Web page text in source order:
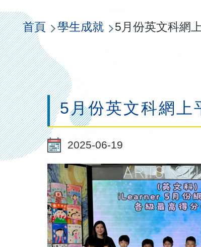
導
航
連
結
首頁 學生成就 5月份英文科網
5月份英文科網上
2025-06-19